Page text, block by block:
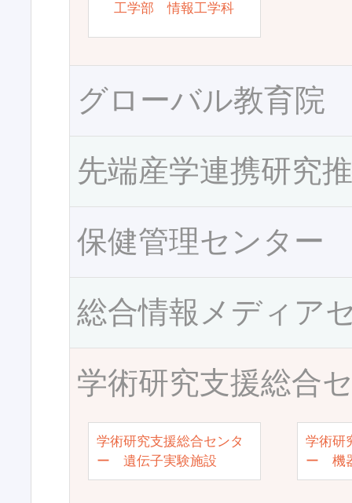
工学部 情報工学科
グローバル教育院
先端産学連携研究
保健管理センター
総合情報メディア
学術研究支援総合
学術研究支援総合センタ
ー 遺伝子実験施設
学術研
ー 機